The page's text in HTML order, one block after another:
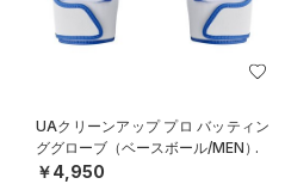
UAクリーンアップ プロ バッティン
ググローブ（ベースボール/MEN）
￥4,950